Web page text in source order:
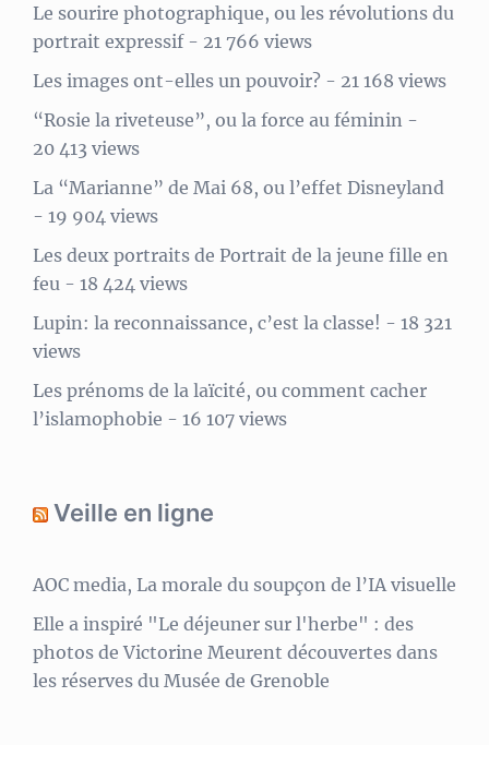
Le sourire photographique, ou les révolutions du
portrait expressif- 21 766 views
Les images ont-elles un pouvoir? - 21 168 views
“Rosie la riveteuse”, ou la force au féminin -
20 413 views
La “Marianne” de Mai 68, ou l’effet Disneyland
- 19 904 views
Les deux portraits de Portrait de la jeune fille en
feu - 18 424 views
Lupin: la reconnaissance, c’est la classe! - 18 321
views
Les prénoms de la laïcité, ou comment cacher
l’islamophobie - 16 107 views
Veille en ligne
AOC media, La morale du soupçon de l’IA visuelle
Elle a inspiré "Le déjeuner sur l'herbe" : des
photos de Victorine Meurent découvertes dans
les réserves du Musée de Grenoble